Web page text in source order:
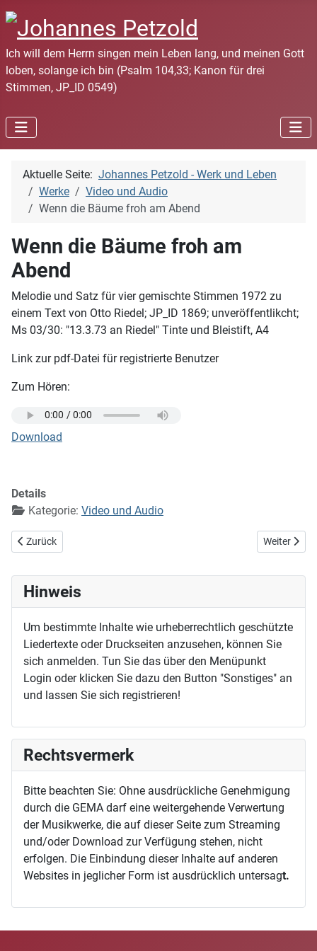
Ich will dem Herrn singen mein Leben lang, und meinen Gott
loben, solange ich bin (Psalm 104,33; Kanon für drei
Stimmen, JP_ID 0549)
Aktuelle Seite: Johannes Petzold - Werk und Leben
Werke
Video und Audio
Wenn die Bäume froh am Abend
Wenn die Bäume froh am
Abend
Melodie und Satz für vier gemischte Stimmen 1972 zu
einem Text von Otto Riedel; JP_ID 1869; unveröffentlikcht;
Ms 03/30: "13.3.73 an Riedel" Tinte und Bleistift, A4
Link zur pdf-Datei für registrierte Benutzer
Zum Hören:
Download
Details
Kategorie: Video und Audio
Vorheriger Beitrag: Wenn alle Sterne schlafen gehn (Der
Zurück Nächster
Weiter
Hinweis
Um bestimmte Inhalte wie urheberrechtlich geschützte
Liedertexte oder Druckseiten anzusehen, können Sie
sich anmelden. Tun Sie das über den Menüpunkt
Login oder klicken Sie dazu den Button "Sonstiges" an
und lassen Sie sich registrieren!
Rechtsvermerk
Bitte beachten Sie: Ohne ausdrückliche Genehmigung
durch die GEMA darf eine weitergehende Verwertung
der Musikwerke, die auf dieser Seite zum Streaming
und/oder Download zur Verfügung stehen, nicht
erfolgen. Die Einbindung dieser Inhalte auf anderen
Websites in jeglicher Form ist ausdrücklich untersagt.